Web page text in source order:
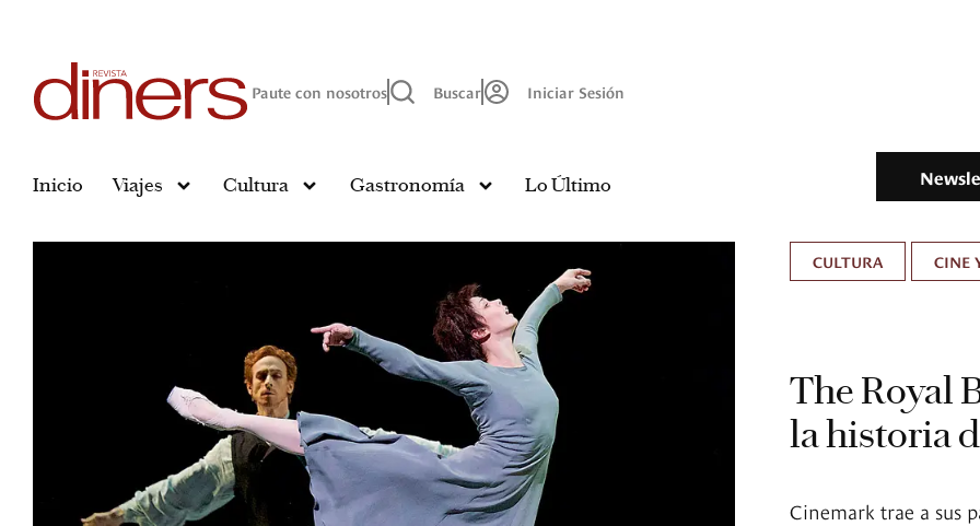
Paute con nosotros Buscar Iniciar Sesión
Inicio Viajes Cultura Gastronomía Lo Último
CULTURA CINE
The Royal
la historia
Cinemark trae a sus